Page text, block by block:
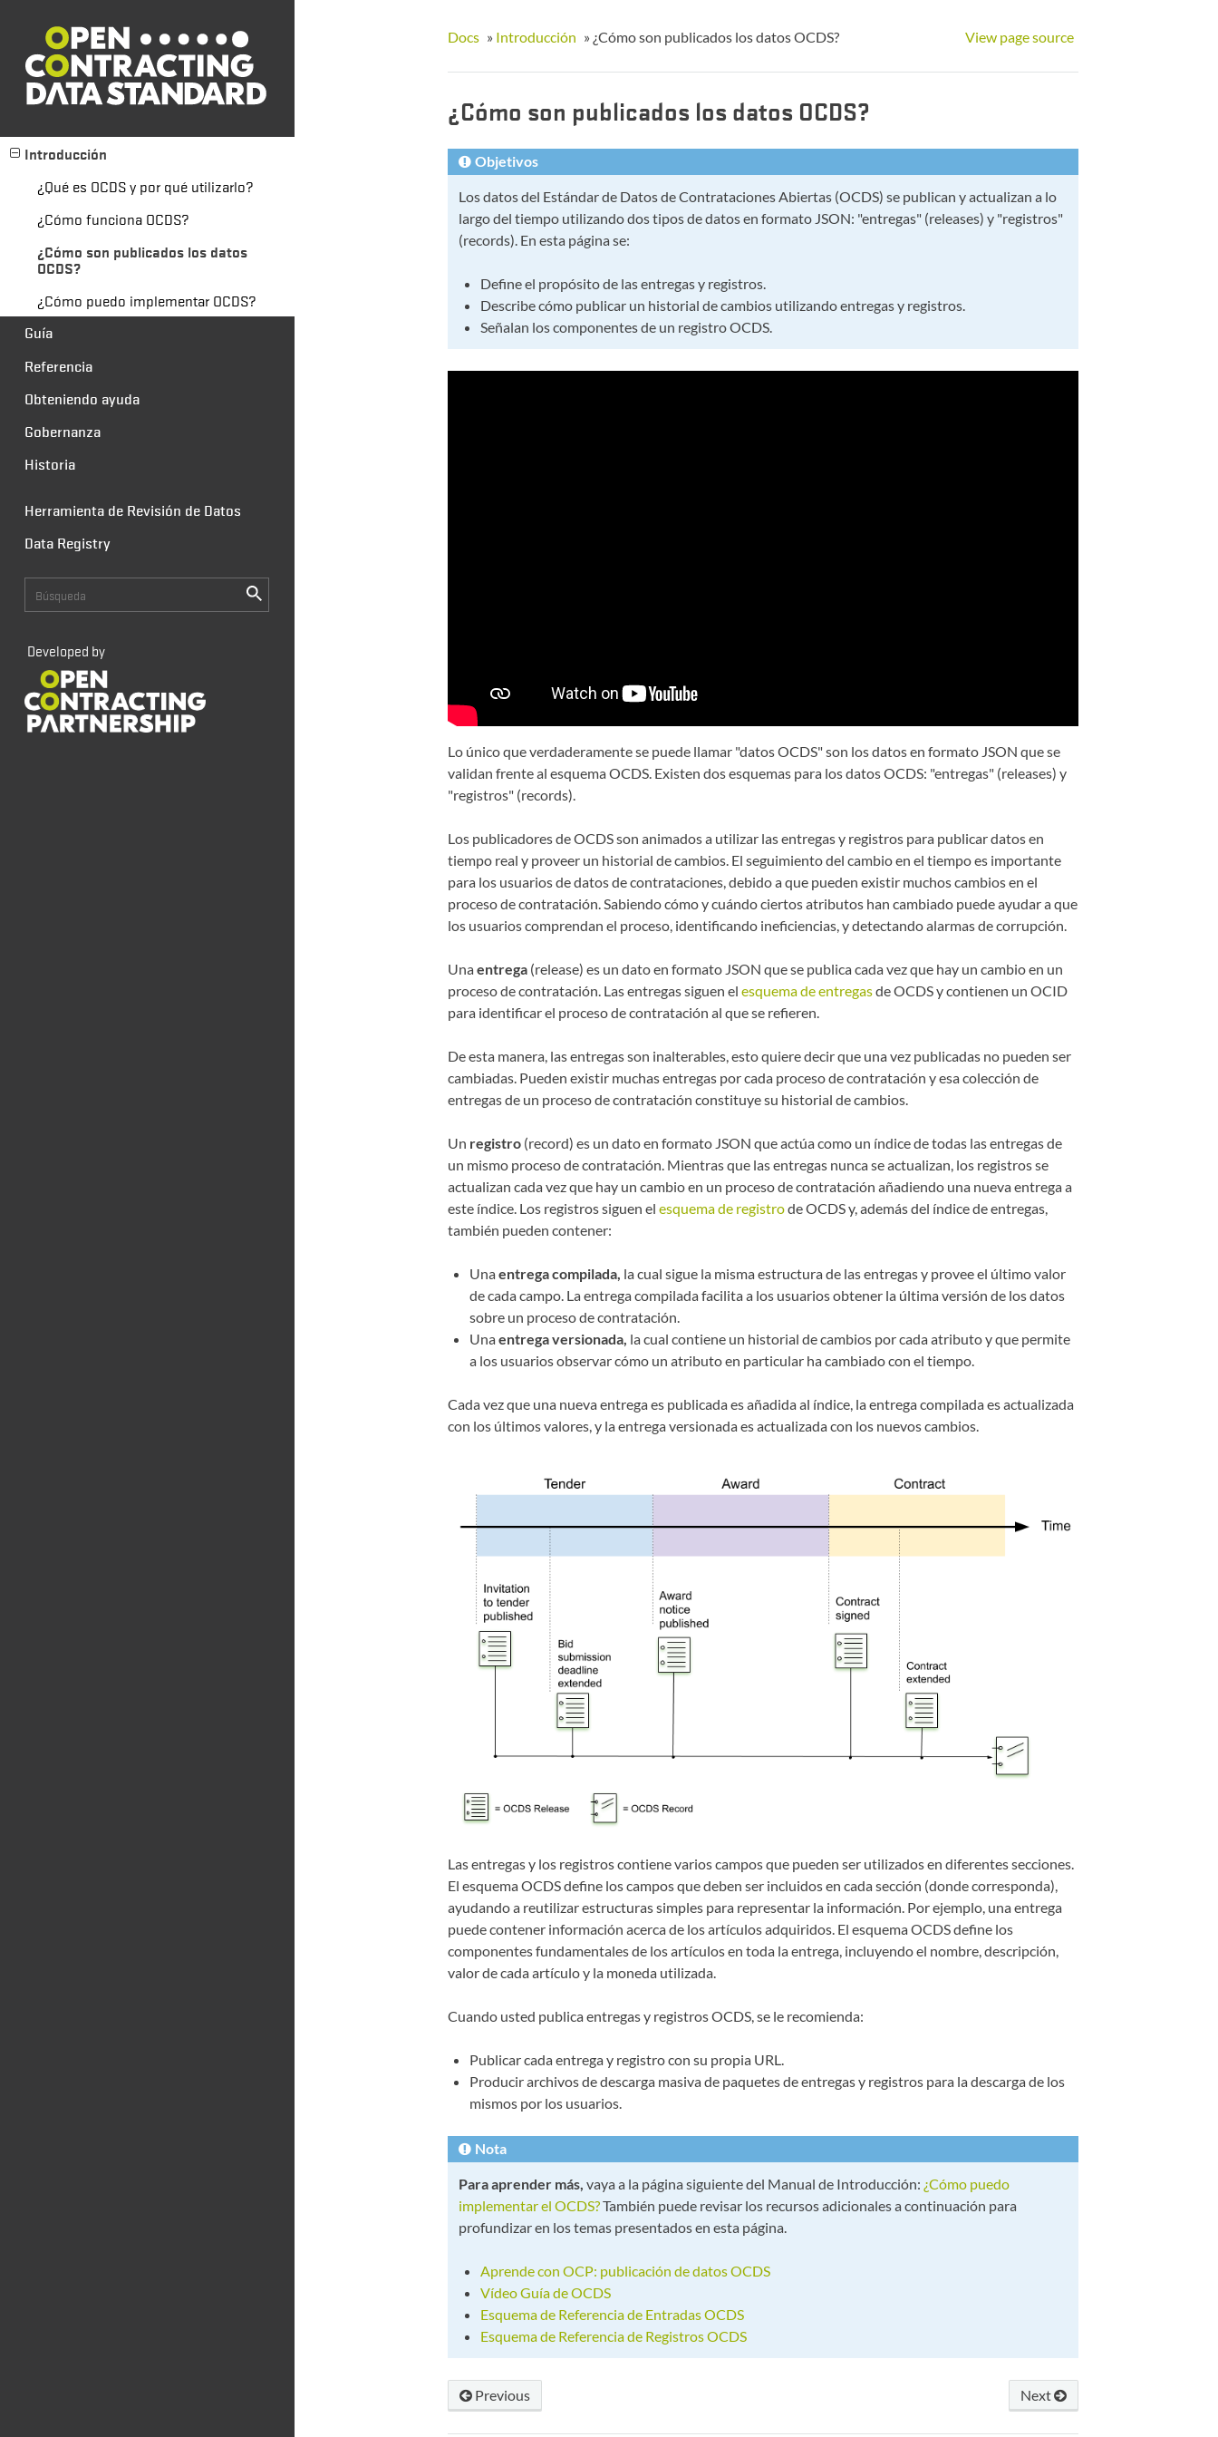
Introducción
¿Qué es OCDS y por qué utilizarlo?
¿Cómo funciona OCDS?
¿Cómo son publicados los datos
OCDS?
¿Cómo puedo implementar OCDS?
Guía
Referencia
Obteniendo ayuda
Gobernanza
Historia
Herramienta de Revisión de Datos
Data Registry
Developed by
Docs » Introducción » ¿Cómo son publicados los datos OCDS? View page source
¿Cómo son publicados los datos OCDS?
Objetivos
Los datos del Estándar de Datos de Contrataciones Abiertas (OCDS) se publican y actualizan a lo
largo del tiempo utilizando dos tipos de datos en formato JSON: "entregas" (releases) y "registros"
(records). En esta página se:
Define el propósito de las entregas y registros.
Describe cómo publicar un historial de cambios utilizando entregas y registros.
Señalan los componentes de un registro OCDS.
Lo único que verdaderamente se puede llamar "datos OCDS" son los datos en formato JSON que se
validan frente al esquema OCDS. Existen dos esquemas para los datos OCDS: "entregas" (releases) y
"registros" (records).
Los publicadores de OCDS son animados a utilizar las entregas y registros para publicar datos en
tiempo real y proveer un historial de cambios. El seguimiento del cambio en el tiempo es importante
para los usuarios de datos de contrataciones, debido a que pueden existir muchos cambios en el
proceso de contratación. Sabiendo cómo y cuándo ciertos atributos han cambiado puede ayudar a que
los usuarios comprendan el proceso, identificando ineficiencias, y detectando alarmas de corrupción.
Unaentrega(release) es un dato en formato JSON que se publica cada vez que hay un cambio en un
proceso de contratación. Las entregas siguen el esquema de entregasde OCDS y contienen un OCID
para identificar el proceso de contratación al que se refieren.
De esta manera, las entregas son inalterables, esto quiere decir que una vez publicadas no pueden ser
cambiadas. Pueden existir muchas entregas por cada proceso de contratación y esa colección de
entregas de un proceso de contratación constituye su historial de cambios.
Un registro(record) es un dato en formato JSON que actúa como un índice de todas las entregas de
un mismo proceso de contratación. Mientras que las entregas nunca se actualizan, los registros se
actualizan cada vez que hay un cambio en un proceso de contratación añadiendo una nueva entrega a
este índice. Los registros siguen el esquema de registrode OCDS y, además del índice de entregas,
también pueden contener:
Unaentrega compilada, la cual sigue la misma estructura de las entregas y provee el último valor
de cada campo. La entrega compilada facilita a los usuarios obtener la última versión de los datos
sobre un proceso de contratación.
Unaentrega versionada, la cual contiene un historial de cambios por cada atributo y que permite
a los usuarios observar cómo un atributo en particular ha cambiado con el tiempo.
Cada vez que una nueva entrega es publicada es añadida al índice, la entrega compilada es actualizada
con los últimos valores, y la entrega versionada es actualizada con los nuevos cambios.
Las entregas y los registros contiene varios campos que pueden ser utilizados en diferentes secciones.
El esquema OCDS define los campos que deben ser incluidos en cada sección (donde corresponda),
ayudando a reutilizar estructuras simples para representar la información. Por ejemplo, una entrega
puede contener información acerca de los artículos adquiridos. El esquema OCDS define los
componentes fundamentales de los artículos en toda la entrega, incluyendo el nombre, descripción,
valor de cada artículo y la moneda utilizada.
Cuando usted publica entregas y registros OCDS, se le recomienda:
Publicar cada entrega y registro con su propia URL.
Producir archivos de descarga masiva de paquetes de entregas y registros para la descarga de los
mismos por los usuarios.
Nota
Para aprender más, vaya a la página siguiente del Manual de Introducción: ¿Cómo puedo
implementar el OCDS?También puede revisar los recursos adicionales a continuación para
profundizar en los temas presentados en esta página.
Aprende con OCP: publicación de datos OCDS
Vídeo Guía de OCDS
Esquema de Referencia de Entradas OCDS
Esquema de Referencia de Registros OCDS
Next
Previous